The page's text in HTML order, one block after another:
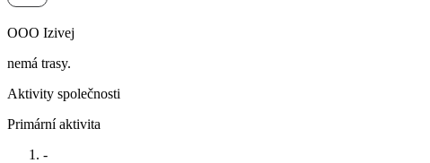
OOO Izivej
nemá trasy.
Aktivity společnosti
Primární aktivita
-